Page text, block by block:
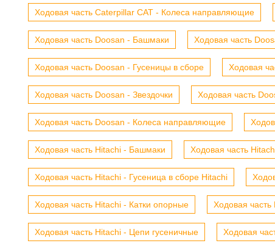
Ходовая часть Caterpillar CAT - Колеса направляющие
Ходовая часть Doosan - Башмаки Ходовая часть
Ходовая часть Doosan - Гусеницы в сборе Ходовая
Ходовая часть Doosan - Звездочки Ходовая часть
Ходовая часть Doosan - Колеса направляющие
Ходовая часть Hitachi - Башмаки Ходовая часть
Ходовая часть Hitachi - Гусеница в сборе Hitachi
Ходовая часть Hitachi - Катки опорные Ходовая
Ходовая часть Hitachi - Цепи гусеничные Ходовая